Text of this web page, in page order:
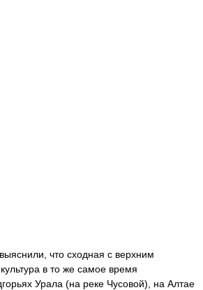
что сходная с верхним
в то же самое время
Урала (на реке Чусовой), на Алтае